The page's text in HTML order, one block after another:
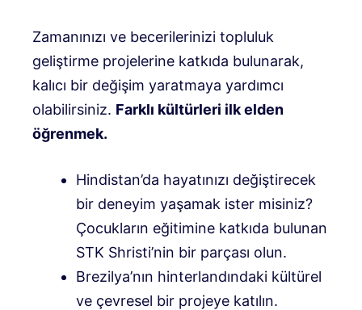
Zamanınızı ve becerilerinizi topluluk
geliştirme projelerine katkıda bulunarak,
kalıcı bir değişim yaratmaya yardımcı
olabilirsiniz. Farklı kültürleri ilk elden
öğrenmek.
Hindistan’da hayatınızı değiştirecek
bir deneyim yaşamak ister misiniz?
Çocukların eğitimine katkıda bulunan
STK Shristi’nin bir parçası olun.
Brezilya’nın hinterlandındaki kültürel
ve çevresel bir projeye katılın.